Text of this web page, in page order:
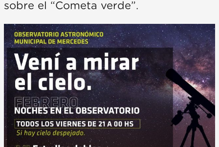
sobre el “Cometa verde”.